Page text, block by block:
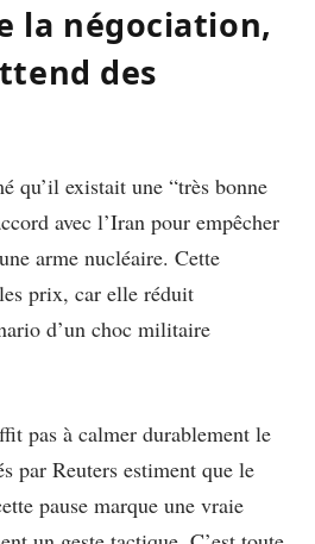
la négociation,
des
qu’il existait une “très bonne
avec l’Iran pour empêcher
arme nucléaire. Cette
prix, car elle réduit
d’un choc militaire
pas à calmer durablement le
par Reuters estiment que le
pause marque une vraie